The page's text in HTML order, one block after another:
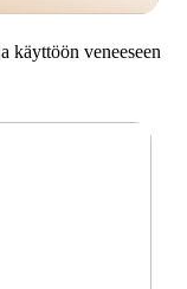
käyttöön veneeseen